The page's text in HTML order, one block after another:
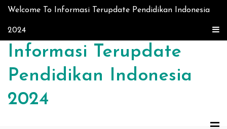
Skip to content
Welcome To Informasi Terupdate Pendidikan Indonesia
2024
Informasi Terupdate
Pendidikan Indonesia
2024